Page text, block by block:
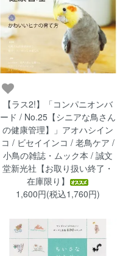
【ラス2!】「コンパニオンバ
ード / No.25【シニアな鳥さん
の健康管理】」アオハシイン
コ / ビセイインコ / 老鳥ケア /
小鳥の雑誌・ムック本 / 誠文
堂新光社【お取り扱い終了・
在庫限り】
1,600円(税込1,760円)